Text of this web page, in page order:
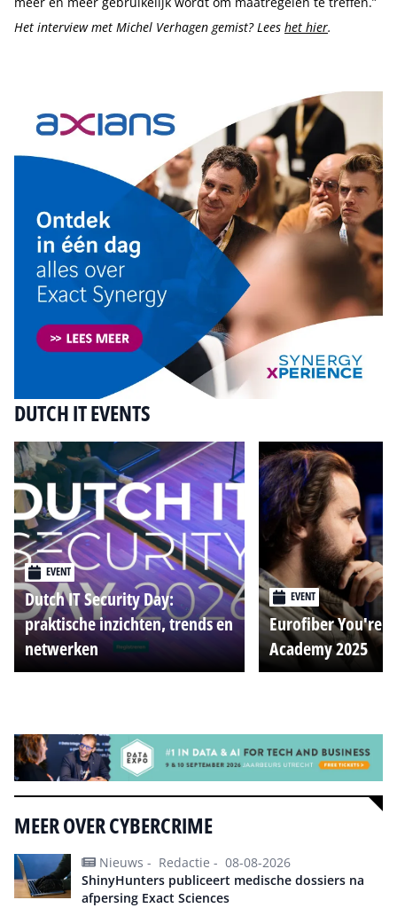
Het interview met Michel Verhagen gemist? Lees het hier.
DUTCH IT EVENTS
EVENT
Dutch IT Security Day:
praktische inzichten, trends en
netwerken
EVENT
Eurofiber You're
Academy 2025
MEER OVER CYBERCRIME
Nieuws - Redactie - 08-08-2026
ShinyHunters publiceert medische dossiers na
afpersing Exact Sciences